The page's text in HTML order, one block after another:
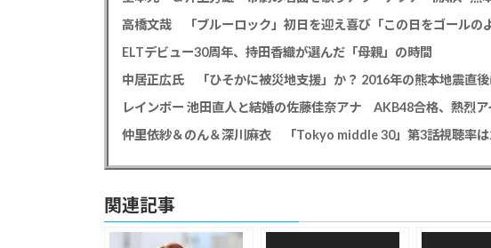
高橋文哉 「ブルーロック」初日を迎え喜び「この日をゴールの
ELTデビュー30周年、持田香織が選んだ「母親」の時間
仲里依紗＆のん＆深川麻衣 「Tokyo middle 30」第3話視聴率は
関連記事